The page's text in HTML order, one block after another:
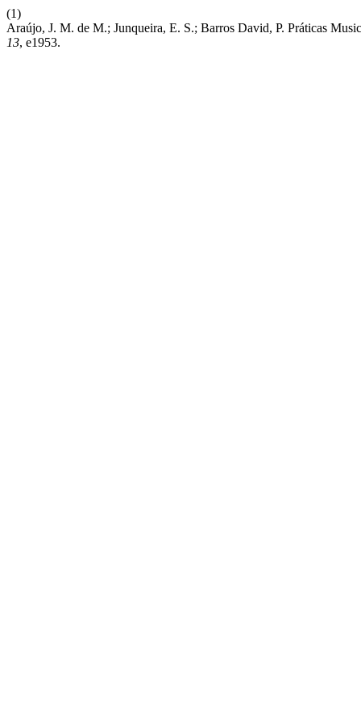
(1)
Araújo, J. M. de M.; Junqueira, E. S.; Barros David, P. Práticas
13, e1953.